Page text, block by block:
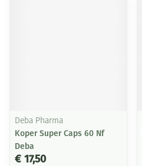
Deba Pharma
Koper Super Caps 60 Nf
Deba
€ 17,50